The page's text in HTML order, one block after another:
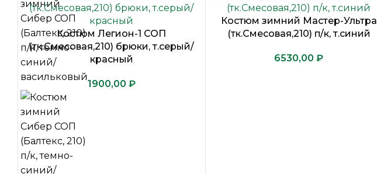
Костюм Легион-1 СОП
(тк.Смесовая,210) брюки, т.серый/
красный
₽
Костюм зимний Мастер-Ультра
(тк.Смесовая,210) п/к, т.синий
₽